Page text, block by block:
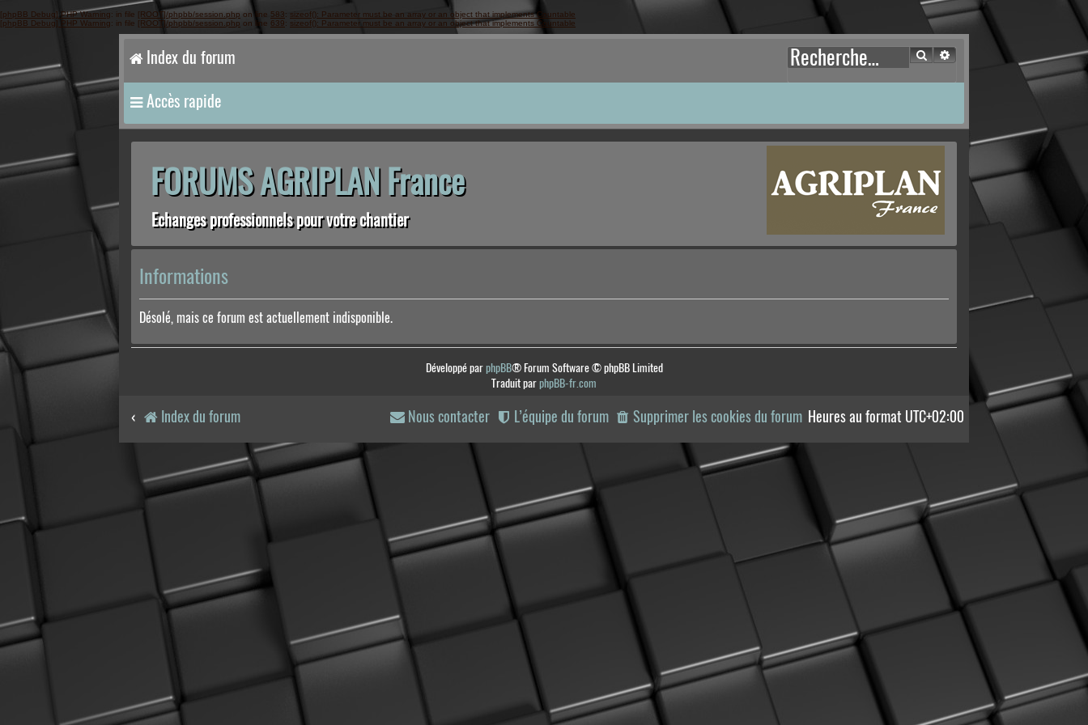
[phpBB Debug] PHP Warning: in file [ROOT]/phpbb/session.php on line 583: sizeof(): Parameter must be an array or an object that implements Countable
[phpBB Debug] PHP Warning: in file [ROOT]/phpbb/session.php on line 639: sizeof(): Parameter must be an array or an object that implements Countable
Index du forum RechercherRecherche avancée
Accès rapide
FORUMS AGRIPLAN France
Echanges professionnels pour votre chantier
Informations
Désolé, mais ce forum est actuellement indisponible.
Développé parphpBB® Forum Software © phpBB Limited
Traduit parphpBB-fr.com
Index du forum Heures au format UTC+02:00
Supprimer les cookies du forum
L’équipe du forum
Nous contacter